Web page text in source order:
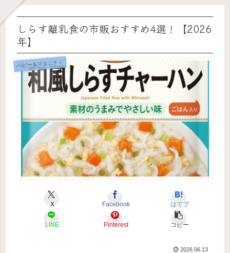
しらす離乳食の市販おすすめ4選！【2026
年】
ベビー＆マタニティ
X Facebook はてブ
LINE Pinterest コピー
2026.06.13